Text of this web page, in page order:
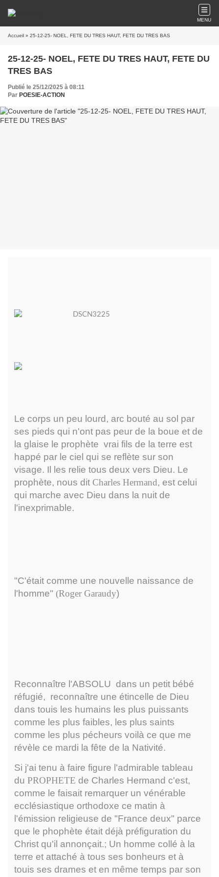
MENU
Accueil » 25-12-25- NOEL, FETE DU TRES HAUT, FETE DU TRES BAS
25-12-25- NOEL, FETE DU TRES HAUT, FETE DU
TRES BAS
Publié le 25/12/2025 à 08:11
Par POESIE-ACTION
Le corps un peu lourd, arc bouté au sol par
ses pieds qui n'ont pas peur de la boue et de
la glaise le prophète vrai fils de la terre est
happé par le ciel qui se reflète sur son
visage. Il les relie tous deux vers Dieu. Le
prophète, nous dit Charles Hermand, est celui
qui marche avec Dieu dans la nuit de
l'inexprimable.
"C'était comme une nouvelle naissance de
l'homme" (Roger Garaudy)
Reconnaître l'ABSOLU dans un petit bébé
réfugié, reconnaître une étincelle de Dieu
dans touis les humains les plus puissants
comme les plus faibles, les plus saints
comme les plus pécheurs voilà ce que me
révèle ce mardi la fête de la Nativité.
Si j'ai tenu à faire figure l'admirable tableau
du PROPHETE de Charles Hermand c'est,
comme le faisait remarquer un vénérable
ecclésiastique orthodoxe ce matin à
l'émission religieuse de "France deux" parce
que le phophète était déjà préfiguration du
Christ qu'il annonçait.; Un homme collé à la
terre et attaché à tous ses bonheurs et à
touis ses drames et en même temps par son